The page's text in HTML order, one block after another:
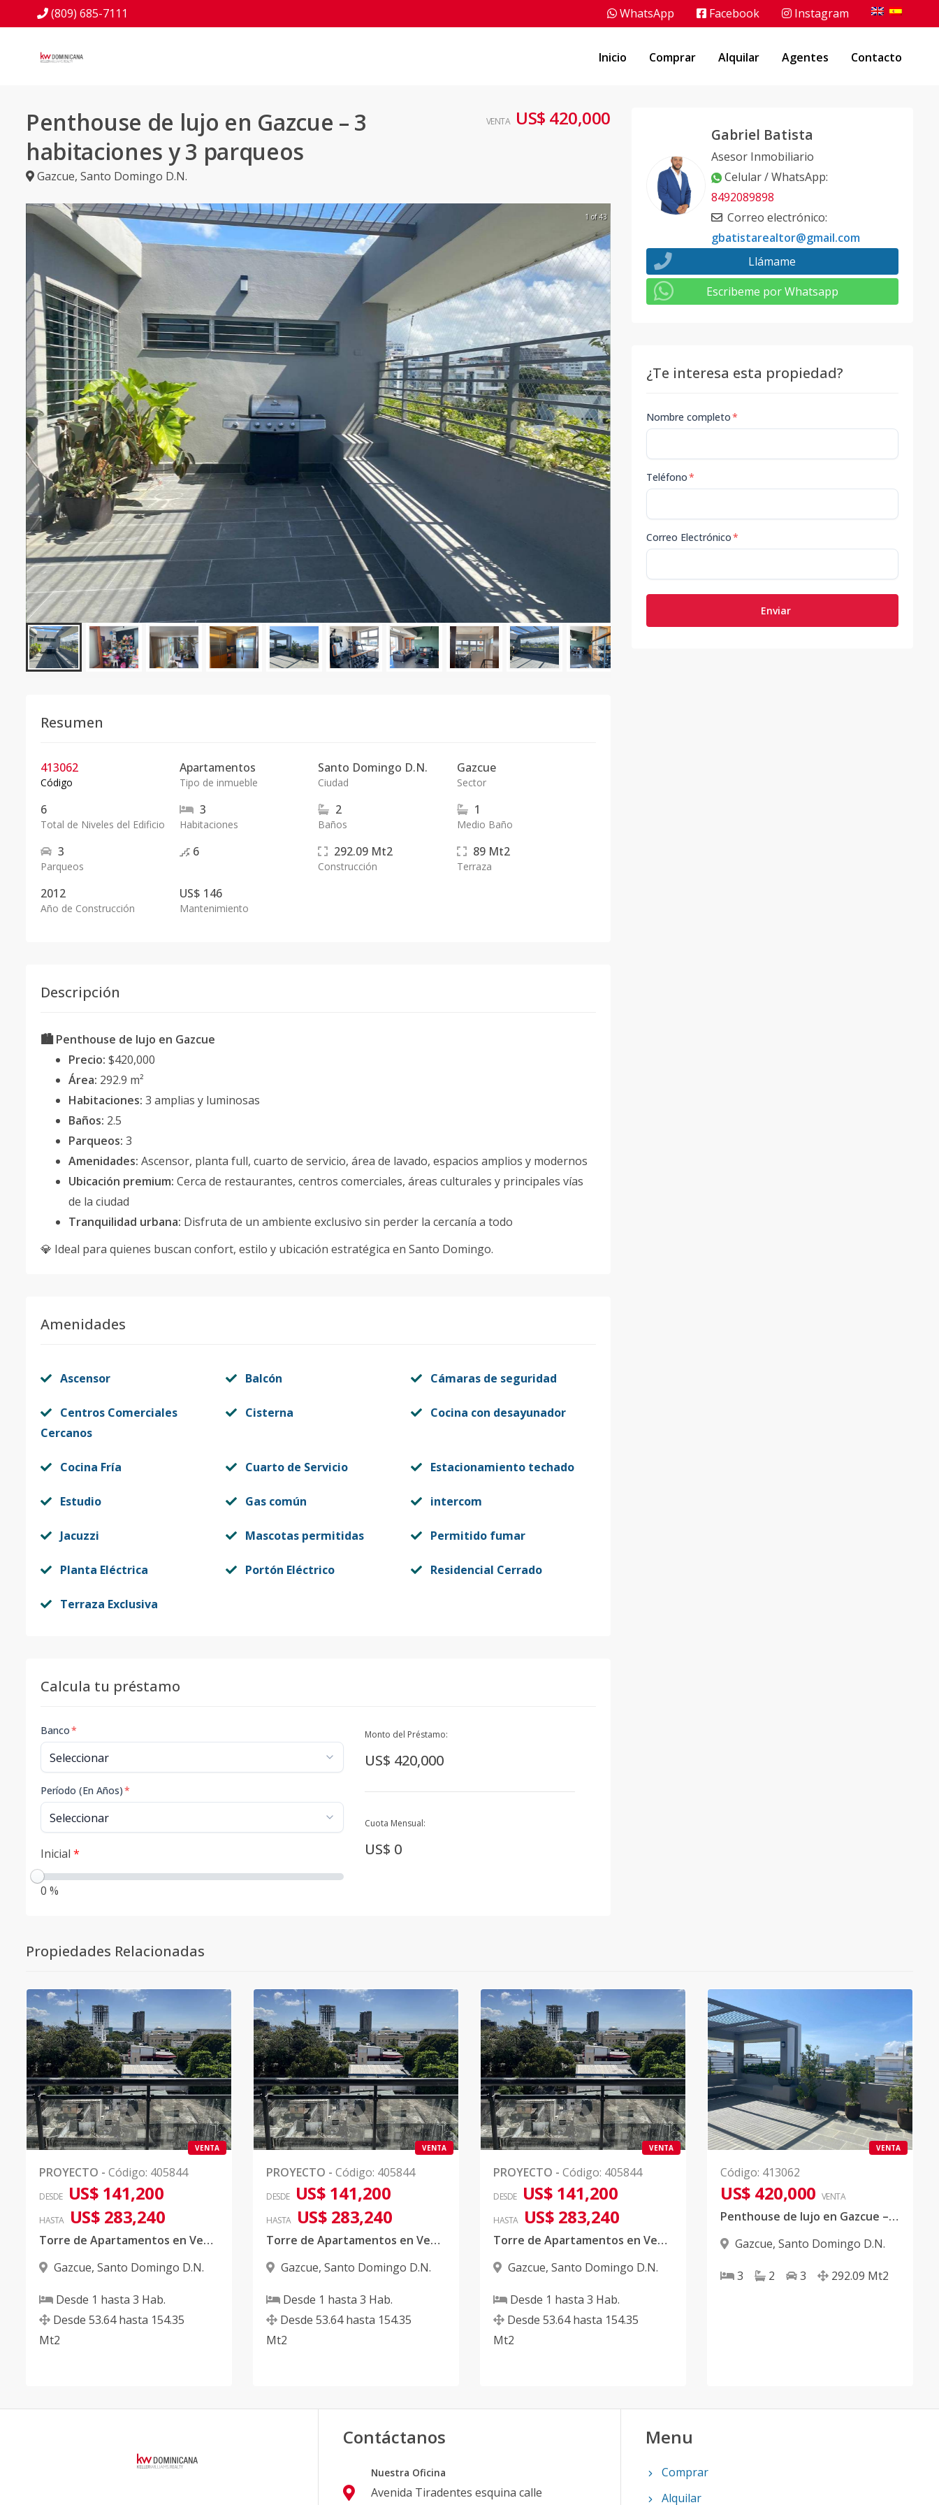
(809) 685-7111 WhatsApp Facebook Instagram
Inicio Comprar Alquilar Agentes Contacto
Penthouse de lujo en Gazcue – 3
habitaciones y 3 parqueos
Gazcue, Santo Domingo D.N.
VENTA US$ 420,000
1 of 43
Resumen
413062
Código
Apartamentos
Tipo de inmueble
Santo Domingo D.N.
Ciudad
Gazcue
Sector
6
Total de Niveles del Edificio
3
Habitaciones
2
Baños
1
Medio Baño
3
Parqueos
6 292.09 Mt2
Construcción
89 Mt2
Terraza
2012
Año de Construcción
US$ 146
Mantenimiento
Descripción
🏙 Penthouse de lujo en Gazcue
Precio: $420,000
Área: 292.9 m²
Habitaciones: 3 amplias y luminosas
Baños: 2.5
Parqueos: 3
Amenidades: Ascensor, planta full, cuarto de servicio, área de lavado, espacios amplios y modernos
Ubicación premium: Cerca de restaurantes, centros comerciales, áreas culturales y principales vías
de la ciudad
Tranquilidad urbana: Disfruta de un ambiente exclusivo sin perder la cercanía a todo
💎 Ideal para quienes buscan confort, estilo y ubicación estratégica en Santo Domingo.
Amenidades
Ascensor Balcón Cámaras de seguridad
Centros Comerciales
Cercanos
Cisterna Cocina con desayunador
Cocina Fría Cuarto de Servicio Estacionamiento techado
Estudio Gas común intercom
Jacuzzi Mascotas permitidas Permitido fumar
Planta Eléctrica Portón Eléctrico Residencial Cerrado
Terraza Exclusiva
Calcula tu préstamo
Banco*
Período (En Años)*
Inicial *
0 %
Monto del Préstamo:
US$ 420,000
Cuota Mensual:
US$ 0
Gabriel Batista
Asesor Inmobiliario
Celular / WhatsApp:
8492089898
Correo electrónico:
gbatistarealtor@gmail.com
Llámame
Escribeme por Whatsapp
¿Te interesa esta propiedad?
Nombre completo*
Teléfono*
Correo Electrónico*
Enviar
Propiedades Relacionadas
VENTA
PROYECTO - Código: 405844
DESDE US$ 141,200
HASTA US$ 283,240
Torre de Apartamentos en Venta en Gazcue, D.N
Gazcue, Santo Domingo D.N.
Desde 1 hasta 3 Hab.
Desde 53.64 hasta 154.35
Mt2
VENTA
PROYECTO - Código: 405844
DESDE US$ 141,200
HASTA US$ 283,240
Torre de Apartamentos en Venta en Gazcue, D.N
Gazcue, Santo Domingo D.N.
Desde 1 hasta 3 Hab.
Desde 53.64 hasta 154.35
Mt2
VENTA
PROYECTO - Código: 405844
DESDE US$ 141,200
HASTA US$ 283,240
Torre de Apartamentos en Venta en Gazcue, D.N
Gazcue, Santo Domingo D.N.
Desde 1 hasta 3 Hab.
Desde 53.64 hasta 154.35
Mt2
VENTA
Código: 413062
US$ 420,000 VENTA
Penthouse de lujo en Gazcue – 3 habitaciones y 3 parqueos
Gazcue, Santo Domingo D.N.
3 2 3 292.09 Mt2
Contáctanos
Nuestra Oficina
Avenida Tiradentes esquina calle
Menu
Comprar
Alquilar